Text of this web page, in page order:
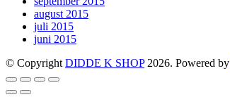
august 2015
juli 2015
juni 2015
© Copyright DIDDE K SHOP2026. Powered by